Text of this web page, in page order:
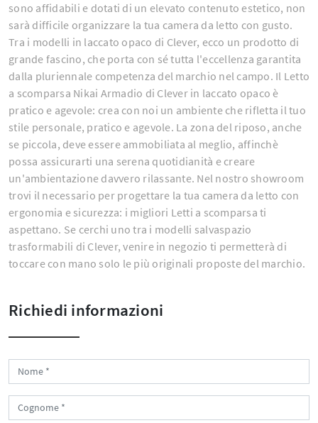
sono affidabili e dotati di un elevato contenuto estetico, non
sarà difficile organizzare la tua camera da letto con gusto.
Tra i modelli in laccato opaco di Clever, ecco un prodotto di
grande fascino, che porta con sé tutta l'eccellenza garantita
dalla pluriennale competenza del marchio nel campo. Il Letto
a scomparsa Nikai Armadio di Clever in laccato opaco è
pratico e agevole: crea con noi un ambiente che rifletta il tuo
stile personale, pratico e agevole. La zona del riposo, anche
se piccola, deve essere ammobiliata al meglio, affinchè
possa assicurarti una serena quotidianità e creare
un'ambientazione davvero rilassante. Nel nostro showroom
trovi il necessario per progettare la tua camera da letto con
ergonomia e sicurezza: i migliori Letti a scomparsa ti
aspettano. Se cerchi uno tra i modelli salvaspazio
trasformabili di Clever, venire in negozio ti permetterà di
toccare con mano solo le più originali proposte del marchio.
Richiedi informazioni